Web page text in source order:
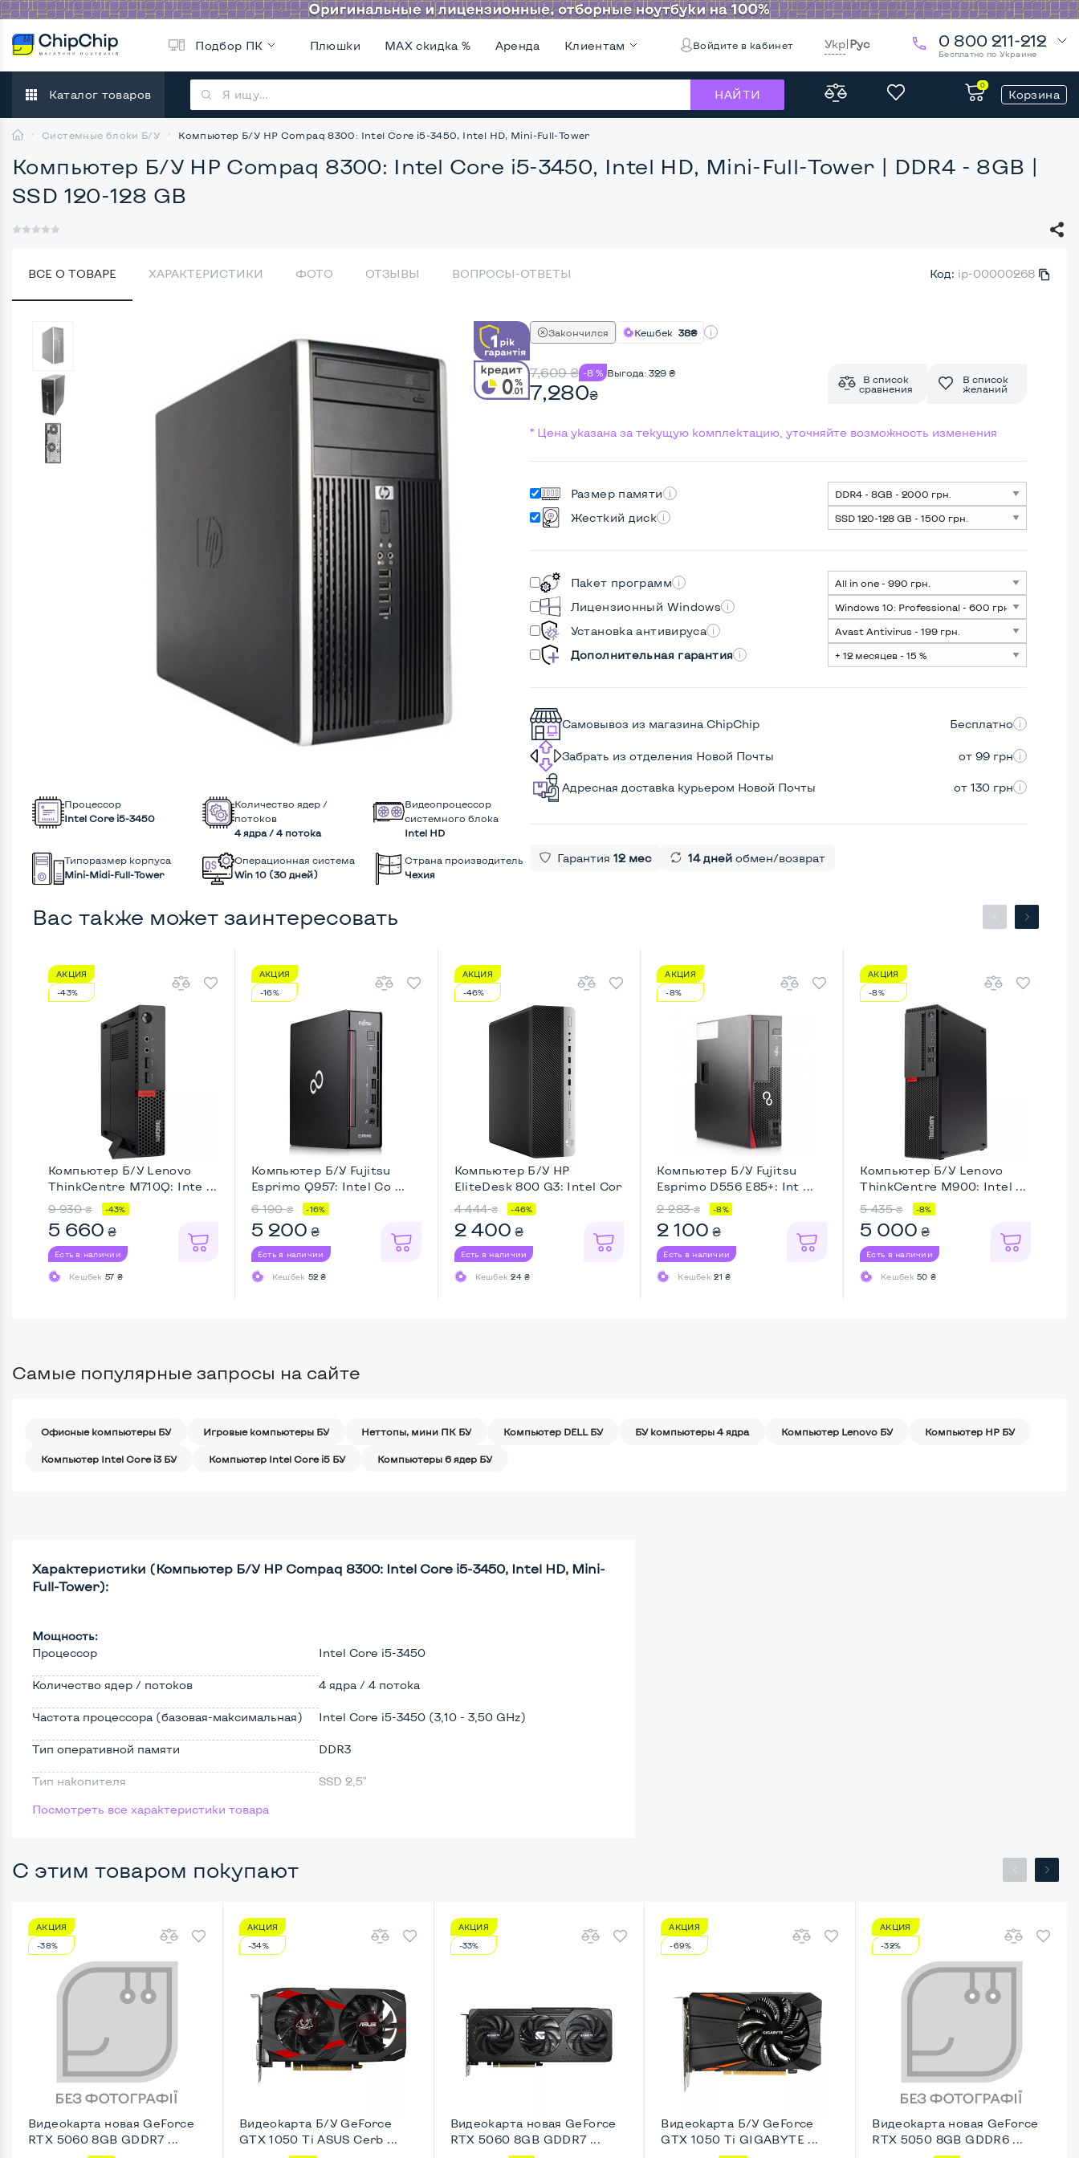
Подбор ПК Плюшки MAX скидка % Аренда Клиентам Войдите в кабинет Укр|Рус 0 800 211-212
Бесплатно по Украине
Каталог товаров НАЙТИ
0
Корзина
Системные блоки Б/У Компьютер Б/У HP Compaq 8300: Intel Core i5-3450, Intel HD, Mini-Full-Tower
Компьютер Б/У HP Compaq 8300: Intel Core i5-3450, Intel HD, Mini-Full-Tower | DDR4 - 8GB |
SSD 120-128 GB
ВСЕ О ТОВАРЕ ХАРАКТЕРИСТИКИ ФОТО ОТЗЫВЫ ВОПРОСЫ-ОТВЕТЫ Код: ip-00000268
Процессор
Intel Core i5-3450
Количество ядер /
потоков
4 ядра / 4 потока
Видеопроцессор
системного блока
Intel HD
Типоразмер корпуса
Mini-Midi-Full-Tower
Операционная система
Win 10 (30 дней)
Страна производитель
Чехия
Закончился Кешбек 38₴
7,609₴ -8 % Выгода: 329₴
7,280₴
В список
сравнения
В список
желаний
* Цена указана за текущую комплектацию, уточняйте возможность изменения
Размер памяти
Жесткий диск
Пакет программ
Лицензионный Windows
Установка антивируса
Дополнительная гарантия
Самовывоз из магазина ChipChip Бесплатно
Забрать из отделения Новой Почты от 99 грн
Адресная доставка курьером Новой Почты от 130 грн
Гарантия 12 мес 14 днейобмен/возврат
Вас также может заинтересовать
АКЦИЯ
-43%
Компьютер Б/У Lenovo
ThinkCentre M710Q: Inte ...
9 930 ₴ -43%
5 660 ₴
Есть в наличии
Кешбек 57 ₴
АКЦИЯ
-16%
Компьютер Б/У Fujitsu
Esprimo Q957: Intel Co ...
6 190 ₴ -16%
5 200 ₴
Есть в наличии
Кешбек 52 ₴
АКЦИЯ
-46%
Компьютер Б/У HP
EliteDesk 800 G3: Intel Cor
...
4 444 ₴ -46%
2 400 ₴
Есть в наличии
Кешбек24 ₴
АКЦИЯ
-8%
Компьютер Б/У Fujitsu
Esprimo D556 E85+: Int ...
2 283 ₴ -8%
2 100 ₴
Есть в наличии
Кешбек21 ₴
АКЦИЯ
-8%
Компьютер Б/У Lenovo
ThinkCentre M900: Intel ...
5 435 ₴ -8%
5 000 ₴
Есть в наличии
Кешбек50 ₴
Самые популярные запросы на сайте
Офисные компьютеры БУ Игровые компьютеры БУ Неттопы, мини ПК БУ Компьютер DELL БУ БУ компьютеры 4 ядра Компьютер Lenovo БУ Компьютер HP БУ
Компьютер Intel Core i3 БУ Компьютер Intel Core i5 БУ Компьютеры 6 ядер БУ
Характеристики (Компьютер Б/У HP Compaq 8300: Intel Core i5-3450, Intel HD, Mini-
Full-Tower):
Мощность:
Процессор
Intel Core i5-3450
Количество ядер / потоков 4 ядра / 4 потока
Частота процессора (базовая-максимальная) Intel Core i5-3450 (3,10 - 3,50 GHz)
Тип оперативной памяти DDR3
Тип накопителя SSD 2,5"
Размер памяти
Возможности видеокарты:
Тип видеокарты
Встроенный
Видеопроцессор системного блока
Размер видеопамяти, Гб Динамический
Удобство пользования:
Крепление на монитор сзади Нет
Посмотреть все характеристики товара
С этим товаром покупают
АКЦИЯ
-38%
Видеокарта новая GeForce
RTX 5060 8GB GDDR7 ...
АКЦИЯ
-34%
Видеокарта Б/У GeForce
GTX 1050 Ti ASUS Cerb ...
АКЦИЯ
-33%
Видеокарта новая GeForce
RTX 5060 8GB GDDR7 ...
АКЦИЯ
-69%
Видеокарта Б/У GeForce
GTX 1050 Ti GIGABYTE ...
АКЦИЯ
-32%
Видеокарта новая GeForce
RTX 5050 8GB GDDR6 ...